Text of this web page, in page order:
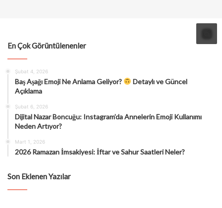
En Çok Görüntülenenler
Şubat 4, 2026
Baş Aşağı Emoji Ne Anlama Geliyor?
Detaylı ve Güncel
Açıklama
Şubat 6, 2026
Dijital Nazar Boncuğu: Instagram’da Annelerin Emoji Kullanımı
Neden Artıyor?
Mart 1, 2026
2026 Ramazan İmsakiyesi: İftar ve Sahur Saatleri Neler?
Son Eklenen Yazılar